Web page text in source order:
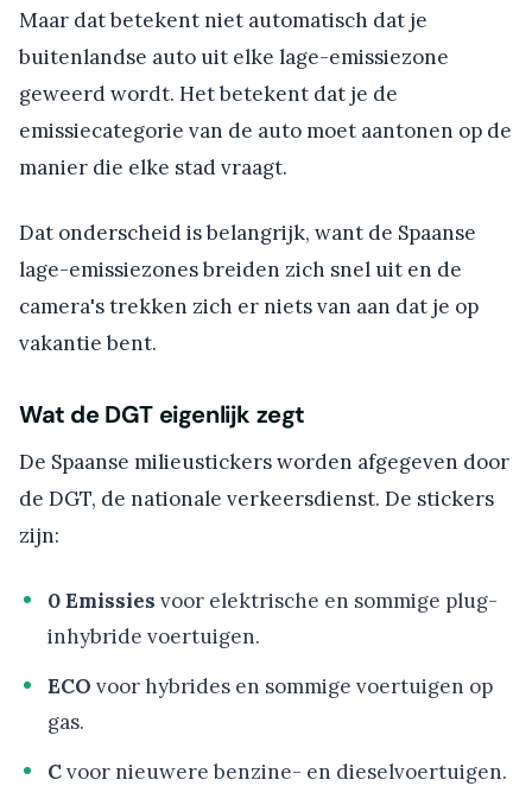
Maar dat betekent niet automatisch dat je
buitenlandse auto uit elke lage-emissiezone
geweerd wordt. Het betekent dat je de
emissiecategorie van de auto moet aantonen op de
manier die elke stad vraagt.
Dat onderscheid is belangrijk, want de Spaanse
lage-emissiezones breiden zich snel uit en de
camera's trekken zich er niets van aan dat je op
vakantie bent.
Wat de DGT eigenlijk zegt
De Spaanse milieustickers worden afgegeven door
de DGT, de nationale verkeersdienst. De stickers
zijn:
0 Emissies voor elektrische en sommige plug-
inhybride voertuigen.
ECO voor hybrides en sommige voertuigen op
gas.
Cvoor nieuwere benzine- en dieselvoertuigen.